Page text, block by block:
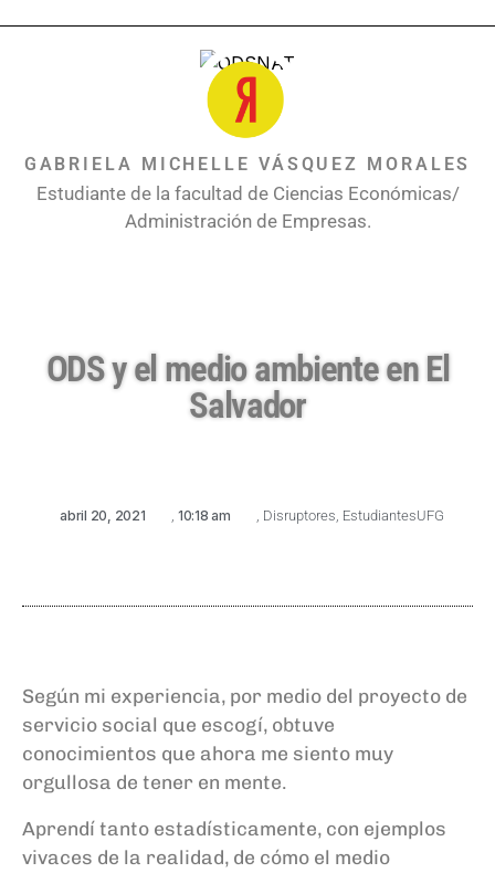
GABRIELA MICHELLE VÁSQUEZ MORALES
Estudiante de la facultad de Ciencias Económicas/
Administración de Empresas.
ODS y el medio ambiente en El
Salvador
abril 20, 2021 , 10:18 am , Disruptores, EstudiantesUFG
Según mi experiencia, por medio del proyecto de
servicio social que escogí, obtuve
conocimientos que ahora me siento muy
orgullosa de tener en mente.
Aprendí tanto estadísticamente, con ejemplos
vivaces de la realidad, de cómo el medio